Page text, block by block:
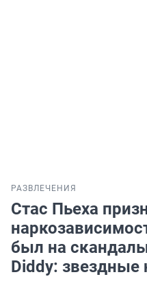
РАЗВЛЕЧЕНИЯ
Стас Пьеха
был на
Diddy: звездные